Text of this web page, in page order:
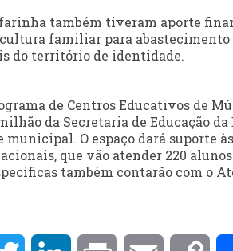
farinha também tiveram aporte
familiar para
do território de identidade.
de Centros Educativos de
da Secretaria de Educação
municipal. O espaço dará suporte
que vão atender 220
também contarão com o